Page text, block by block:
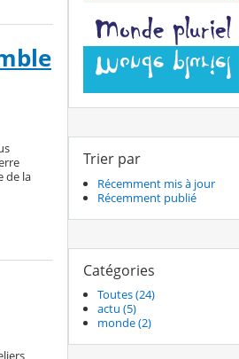
de la
Trier par
Récemment mis à jour
Récemment publié
Catégories
Toutes (24)
actu (5)
monde (2)